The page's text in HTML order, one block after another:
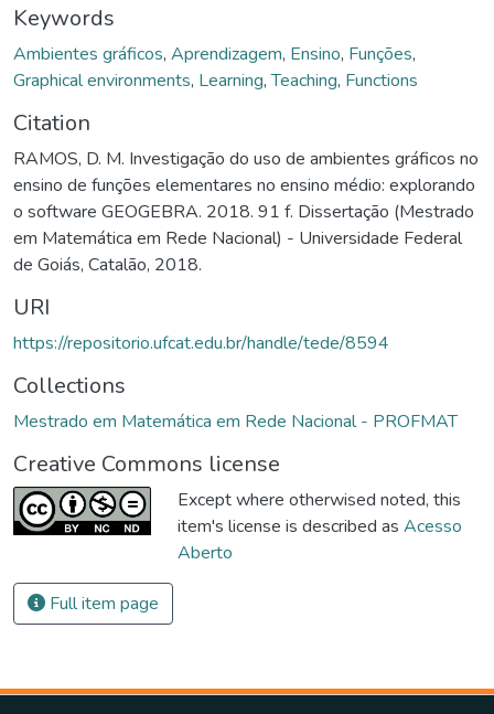
Keywords
Ambientes gráficos, Aprendizagem, Ensino, Funções,
Graphical environments, Learning,Teaching, Functions
Citation
RAMOS, D. M. Investigação do uso de ambientes gráficos no
ensino de funções elementares no ensino médio: explorando
o software GEOGEBRA. 2018. 91 f. Dissertação (Mestrado
em Matemática em Rede Nacional) - Universidade Federal
de Goiás, Catalão, 2018.
URI
https://repositorio.ufcat.edu.br/handle/tede/8594
Collections
Mestrado em Matemática em Rede Nacional - PROFMAT
Creative Commons license
Except where otherwised noted, this
item's license is described as Acesso
Aberto
Full item page